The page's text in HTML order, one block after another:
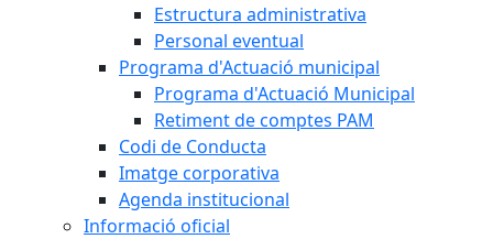
Estructura administrativa
Personal eventual
Programa d'Actuació municipal
Programa d'Actuació Municipal
Retiment de comptes PAM
Codi de Conducta
Imatge corporativa
Agenda institucional
Informació oficial